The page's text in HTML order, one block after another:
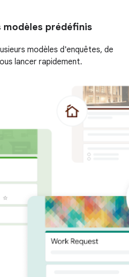
modèles prédéfinis
modèles d'enquêtes, de
lancer rapidement.